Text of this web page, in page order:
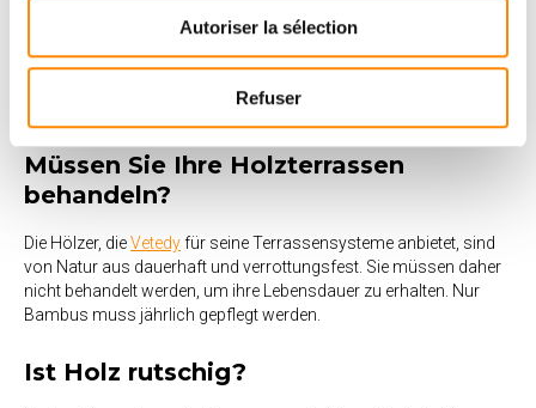
Autoriser la sélection
Refuser
Terrasse einmal im Jahr mit klarem Wasser zu reinigen oder den
Softclean-Fettlöserzu verwenden, der die Farbe Ihrer Terrasse bei
geeignet und nicht umweltschädlich.
Müssen Sie Ihre Holzterrassen
behandeln?
Die Hölzer, dieVetedyfür seine Terrassensysteme anbietet, sind
von Natur aus dauerhaft und verrottungsfest. Sie müssen daher
nicht behandelt werden, um ihre Lebensdauer zu erhalten. Nur
Bambus muss jährlich gepflegt werden.
Ist Holz rutschig?